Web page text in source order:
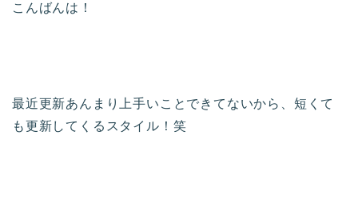
こんばんは！
最近更新あんまり上手いことできてないから、短くて
も更新してくるスタイル！笑